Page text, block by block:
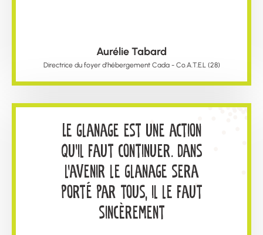
mobilisé nos résidents qui
ne savaient pas trop où
ils allaient atterrir. Ce
sont en majorité des
hommes jeunes qui ont
besoin d'activité et
apprécient généralement
de découvrir
l'environnement dans
Aurélie Tabard
Directrice du foyer d'hébergement Cada - Co.A.T.E.L (28)
Le glanage est une action
qu'il faut continuer. Dans
l'avenir le glanage sera
porté par tous, il le faut
sincèrement